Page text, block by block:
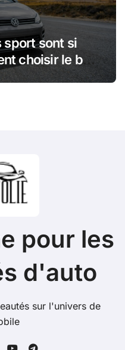
sport sont si
choisir le bon
pour les
d'auto
sur l'univers de